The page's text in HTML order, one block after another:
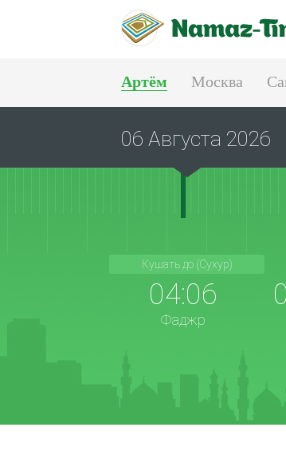
Артём Москва
06 Августа 2026
Кушать до (Сухур)
04:06
Фаджр